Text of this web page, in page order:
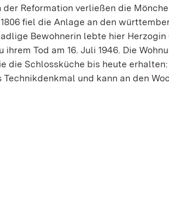
Reformation verließen die
fiel die Anlage an den
Bewohnerin lebte hier
Tod am 16. Juli 1946. Die
die Schlossküche bis heute
und kann an den